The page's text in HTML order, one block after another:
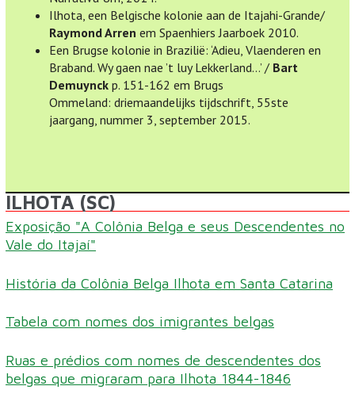
Ilhota, een Belgische kolonie aan de Itajahi-Grande/
Raymond Arren em Spaenhiers Jaarboek 2010.
Een Brugse kolonie in Brazilië: ‘Adieu, Vlaenderen en
Braband. Wy gaen nae ’t luy Lekkerland…’ / Bart
Demuynck p. 151-162 em Brugs
Ommeland: driemaandelijks tijdschrift, 55ste
jaargang, nummer 3, september 2015.
ILHOTA (SC)
Exposição "A Colônia Belga e seus Descendentes no
Vale do Itajaí"
História da Colônia Belga Ilhota em Santa Catarina
Tabela com nomes dos imigrantes belgas
Ruas e prédios com nomes de descendentes dos
belgas que migraram para Ilhota 1844-1846